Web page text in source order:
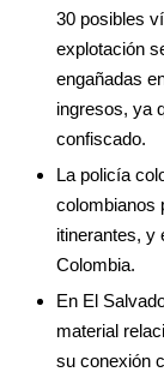
30 posibles
explotación
engañadas
ingresos, ya
confiscado.
La policía
colombianos
itinerantes, y
Colombia.
En El
material
su conexión